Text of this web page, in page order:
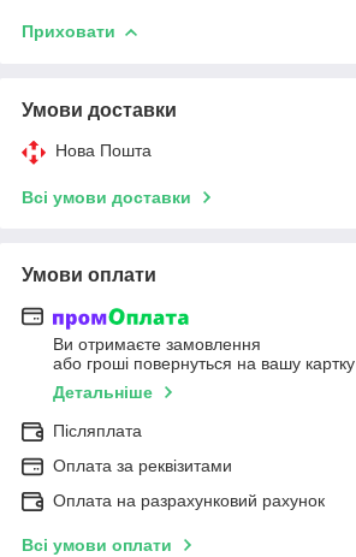
Приховати
Умови доставки
Нова Пошта
Всі умови доставки
Умови оплати
Ви отримаєте замовлення
або гроші повернуться на вашу картку
Детальніше
Післяплата
Оплата за реквізитами
Оплата на разрахунковий рахунок
Всі умови оплати